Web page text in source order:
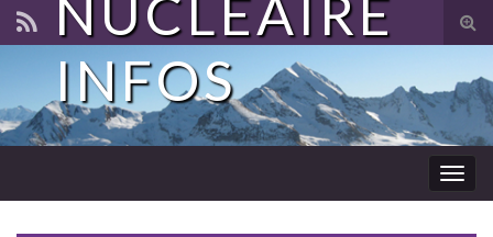
NUCLÉAIRE
INFOS